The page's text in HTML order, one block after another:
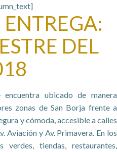
DEL
ubicado de manera
zonas de San Borja frente a
y cómoda, accesible a calles
Aviación y Av. Primavera. En los
verdes, tiendas, restaurantes,